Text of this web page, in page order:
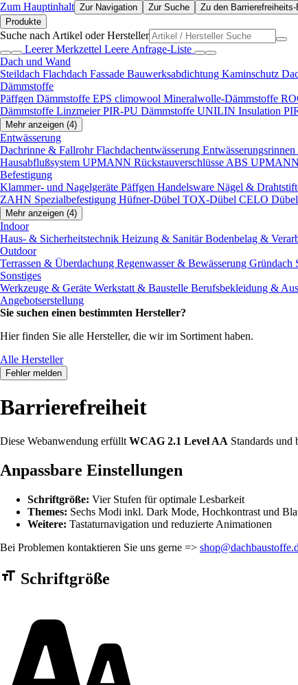
Zum Hauptinhalt Zur Navigation Zur Suche
Zu den
Produkte
Suche nach Artikel oder Hersteller
Leerer Merkzettel Leere Anfrage-Liste
Dach und Wand
Steildach Flachdach Fassade Bauwerksabdichtung Kaminschutz
Dämmstoffe
Päffgen Dämmstoffe EPS climowool Mineralwolle-Dämmstoffe
Dämmstoffe Linzmeier PIR-PU Dämmstoffe UNILIN Insulation
Mehr anzeigen (4)
Entwässerung
Dachrinne & FallrohrFlachdachentwässerung
Hausabflußsystem UPMANN Rückstauverschlüsse ABS UPMANN
Befestigung
Klammer- und Nagelgeräte Päffgen Handelsware Nägel &
ZAHN Spezialbefestigung Hüfner-Dübel TOX-Dübel CELO Dübel
Mehr anzeigen (4)
Indoor
Haus- & Sicherheitstechnik Heizung & SanitärBodenbelag &
Outdoor
Terrassen & Überdachung Regenwasser & Bewässerung Gründach
Sonstiges
Werkzeuge & Geräte Werkstatt & Baustelle Berufsbekleidung &
Angebotserstellung
Sie suchen einen bestimmten Hersteller?
Hier finden Sie alle Hersteller, die wir im Sortiment haben.
Alle Hersteller
Fehler melden
Barrierefreiheit
Diese Webanwendung erfüllt WCAG 2.1 Level AA Standards und
Anpassbare Einstellungen
Schriftgröße: Vier Stufen für optimale Lesbarkeit
Themes: Sechs Modi inkl. Dark Mode, Hochkontrast und
Weitere: Tastaturnavigation und reduzierte Animationen
Bei Problemen kontaktieren Sie uns gerne =>
Barrierefreiheit Einstellungen Formular
Schriftgröße